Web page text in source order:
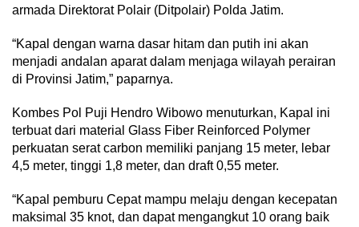
armada Direktorat Polair (Ditpolair) Polda Jatim.
“Kapal dengan warna dasar hitam dan putih ini akan
menjadi andalan aparat dalam menjaga wilayah perairan
di Provinsi Jatim,” paparnya.
Kombes Pol Puji Hendro Wibowo menuturkan, Kapal ini
terbuat dari material Glass Fiber Reinforced Polymer
perkuatan serat carbon memiliki panjang 15 meter, lebar
4,5 meter, tinggi 1,8 meter, dan draft 0,55 meter.
“Kapal pemburu Cepat mampu melaju dengan kecepatan
maksimal 35 knot, dan dapat mengangkut 10 orang baik